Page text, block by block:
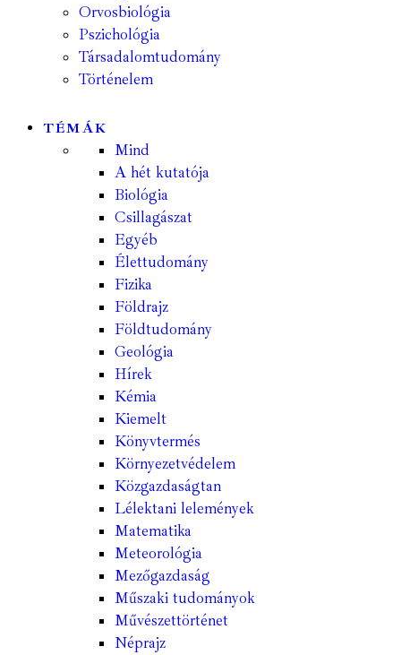
Orvosbiológia
Pszichológia
Társadalomtudomány
Történelem
TÉMÁK
Mind
A hét kutatója
Biológia
Csillagászat
Egyéb
Élettudomány
Fizika
Földrajz
Földtudomány
Geológia
Hírek
Kémia
Kiemelt
Könyvtermés
Környezetvédelem
Közgazdaságtan
Lélektani lelemények
Matematika
Meteorológia
Mezőgazdaság
Műszaki tudományok
Művészettörténet
Néprajz